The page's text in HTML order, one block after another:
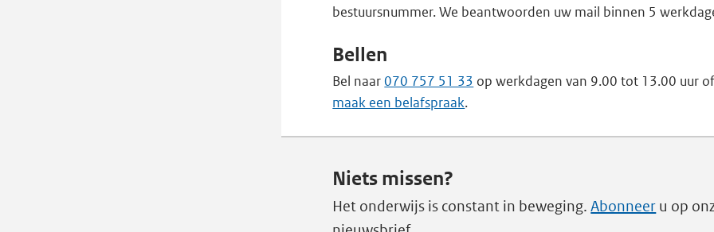
bestuursnummer. We beantwoorden uw mail binnen 5
Bellen
Bel naar070 757 51 33 op werkdagen van 9.00 tot 13.00 uur of
maak een belafspraak.
Niets missen?
Het onderwijs is constant in beweging.Abonneer u op